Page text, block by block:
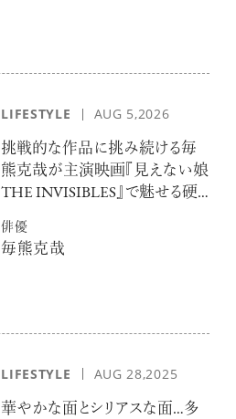
LIFESTYLE AUG 5,2026
挑戦的な作品に挑み続ける毎
熊克哉が主演映画『見えない娘
THE INVISIBLES』で魅せる硬
俳優
毎熊克哉
LIFESTYLE AUG 28,2025
華やかな面とシリアスな面…多